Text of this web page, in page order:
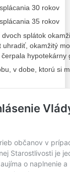
30 rokov
35 rokov
splátok
okamžitý
hypotekárny
v dobe, ktorú si